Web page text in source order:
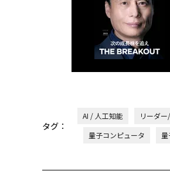
タグ：
AI / 人工知能 リーダ
量子コンピュータ